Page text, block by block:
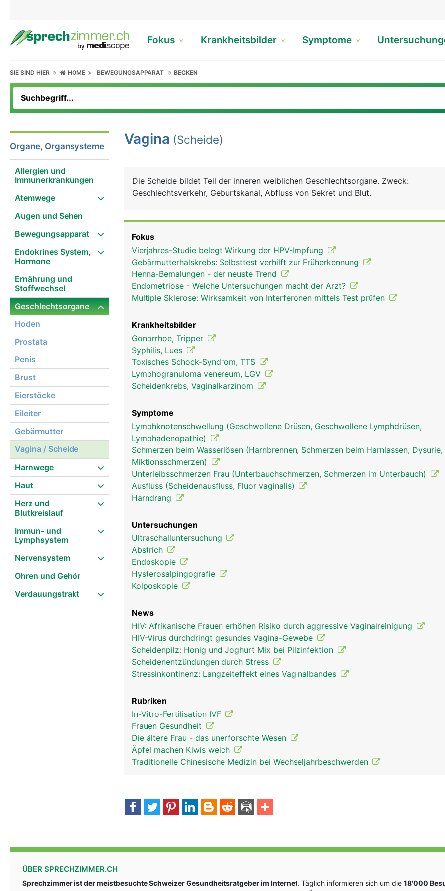
Fokus Krankheitsbilder Symptome
SIE SIND HIER HOME BEWEGUNGSAPPARAT BECKEN
Organe, Organsysteme
Allergien und
Immunerkrankungen
Atemwege
Augen und Sehen
Bewegungsapparat
Endokrines System,
Hormone
Ernährung und
Stoffwechsel
Geschlechtsorgane
Hoden
Prostata
Penis
Brust
Eierstöcke
Eileiter
Gebärmutter
Vagina / Scheide
Harnwege
Haut
Herz und
Blutkreislauf
Immun- und
Lymphsystem
Nervensystem
Ohren und Gehör
Verdauungstrakt
Vagina (Scheide)
Die Scheide bildet Teil der inneren weiblichen Geschlechtsorgane. Zweck:
Geschlechtsverkehr, Geburtskanal, Abfluss von Sekret und Blut.
Fokus
Vierjahres-Studie belegt Wirkung der HPV-Impfung
Gebärmutterhalskrebs: Selbsttest verhilft zur Früherkennung
Henna-Bemalungen - der neuste Trend
Endometriose - Welche Untersuchungen macht der Arzt?
Multiple Sklerose: Wirksamkeit von Interferonen mittels Test prüfen
Krankheitsbilder
Gonorrhoe, Tripper
Syphilis, Lues
Toxisches Schock-Syndrom, TTS
Lymphogranuloma venereum, LGV
Scheidenkrebs, Vaginalkarzinom
Symptome
Lymphknotenschwellung (Geschwollene Drüsen, Geschwollene Lymphdrüsen,
Lymphadenopathie)
Schmerzen beim Wasserlösen (Harnbrennen, Schmerzen beim Harnlassen,
Miktionsschmerzen)
Unterleibsschmerzen Frau (Unterbauchschmerzen, Schmerzen im Unterbauch)
Ausfluss (Scheidenausfluss, Fluor vaginalis)
Harndrang
Untersuchungen
Ultraschalluntersuchung
Abstrich
Endoskopie
Hysterosalpingografie
Kolposkopie
News
HIV: Afrikanische Frauen erhöhen Risiko durch aggressive Vaginalreinigung
HIV-Virus durchdringt gesundes Vagina-Gewebe
Scheidenpilz: Honig und Joghurt Mix bei Pilzinfektion
Scheidenentzündungen durch Stress
Stressinkontinenz: Langzeiteffekt eines Vaginalbandes
Rubriken
In-Vitro-Fertilisation IVF
Frauen Gesundheit
Die ältere Frau - das unerforschte Wesen
Äpfel machen Kiwis weich
Traditionelle Chinesische Medizin bei Wechseljahrbeschwerden
ÜBER SPRECHZIMMER.CH
Sprechzimmer ist der meistbesuchte Schweizer Gesundheitsratgeber im Internet. Täglich informieren sich um die 18'000